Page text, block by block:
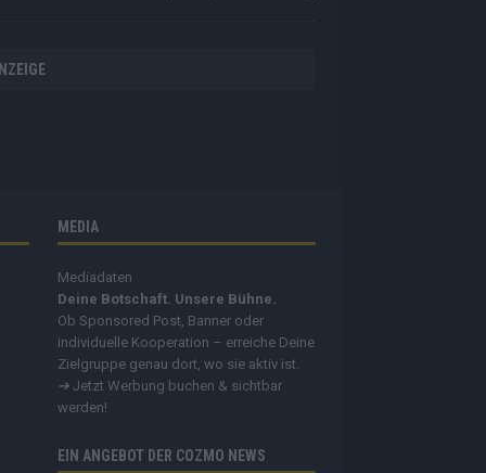
MEDIA
Mediadaten
Deine Botschaft. Unsere Bühne.
Ob Sponsored Post, Banner oder
individuelle Kooperation – erreiche Deine
Zielgruppe genau dort, wo sie aktiv ist.
➔ Jetzt Werbung buchen & sichtbar
werden!
EIN ANGEBOT DER COZMO NEWS